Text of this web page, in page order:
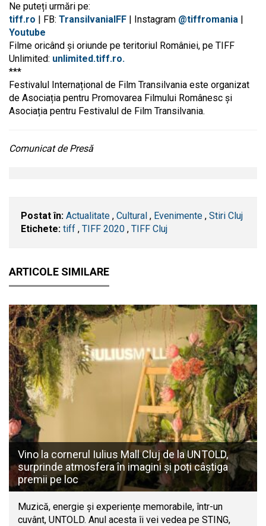
Ne puteți urmări pe:
tiff.ro | FB: TransilvaniaIFF | Instagram @tiffromania
Youtube
Filme oricând și oriunde pe teritoriul României, pe TIFF
Unlimited: unlimited.tiff.ro.
***
Festivalul Internațional de Film Transilvania este organizat
de Asociația pentru Promovarea Filmului Românesc și
Asociația pentru Festivalul de Film Transilvania.
Comunicat de Presă
Postat în: Actualitate , Cultural , Evenimente , Stiri Cluj
Etichete: tiff , TIFF 2020 , TIFF Cluj
ARTICOLE SIMILARE
Vino la cornerul Iulius Mall Cluj de la UNTOLD,
surprinde atmosfera în imagini și poți câștiga
premii pe loc
Muzică, energie și experiențe memorabile, într-un
cuvânt, UNTOLD. Anul acesta îi vei vedea pe STING,